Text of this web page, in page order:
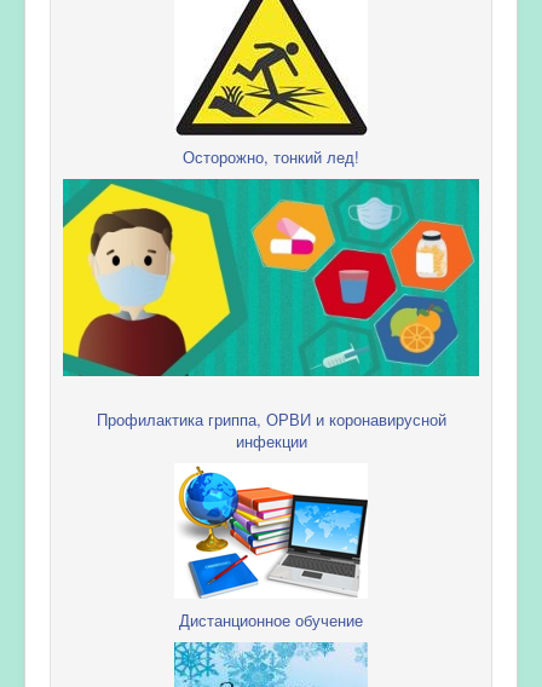
Осторожно, тонкий лед!
Профилактика гриппа, ОРВИ и коронавирусной
инфекции
Дистанционное обучение